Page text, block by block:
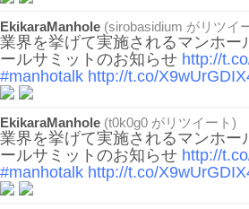
EkikaraManhole (sirobasidium がリツイ
業界を挙げて実施されるマンホー
ールサミットのお知らせ http://
#manhotalk http://t.co/
EkikaraManhole (t0k0g0 がリツイート)
業界を挙げて実施されるマンホー
ールサミットのお知らせ http://
#manhotalk http://t.co/